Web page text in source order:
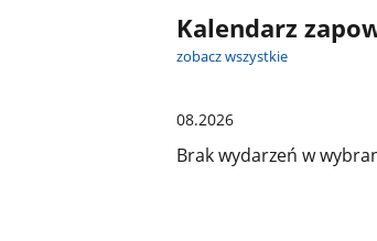
Kalendarz
zobacz wszystkie
08.2026
Brak wydarzeń w